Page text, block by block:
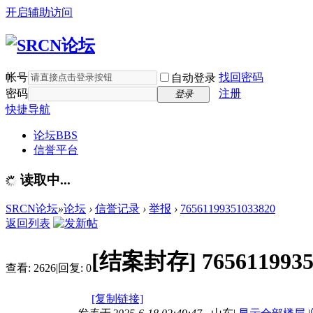
开启辅助访问
帐号 自动登录 找回密码
密码
登录
注册
快捷导航
论坛BBS
信誉平台
读取中...
SRCN论坛»论坛 › 信誉记录 › 举报 › 76561199351033820
返回列表
查看: 2626|回复: 0[结案封存]
[复制链接]